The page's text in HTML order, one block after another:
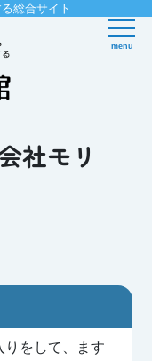
総合サイト
menu
社モリ
りをして、ます